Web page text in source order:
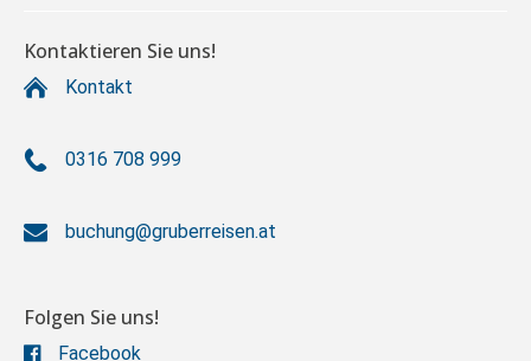
Kontaktieren Sie uns!
Kontakt
0316 708 999
buchung@gruberreisen.at
Folgen Sie uns!
Facebook